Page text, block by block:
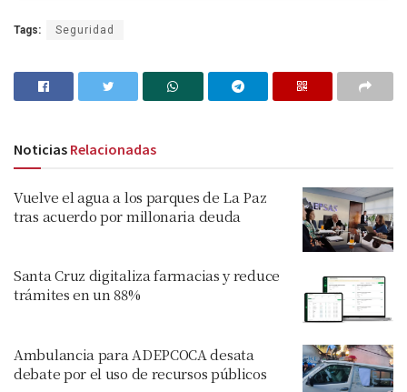
Tags: Seguridad
Noticias Relacionadas
Vuelve el agua a los parques de La Paz
tras acuerdo por millonaria deuda
Santa Cruz digitaliza farmacias y reduce
trámites en un 88%
Ambulancia para ADEPCOCA desata
debate por el uso de recursos públicos